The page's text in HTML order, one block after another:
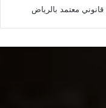
معتمد بالرياض